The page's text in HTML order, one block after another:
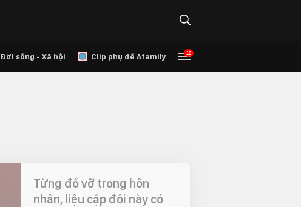
Đời sống - Xã hội Clip phụ đề Afamily 10
Từng đổ vỡ trong hôn
nhân, liệu cặp đôi này có